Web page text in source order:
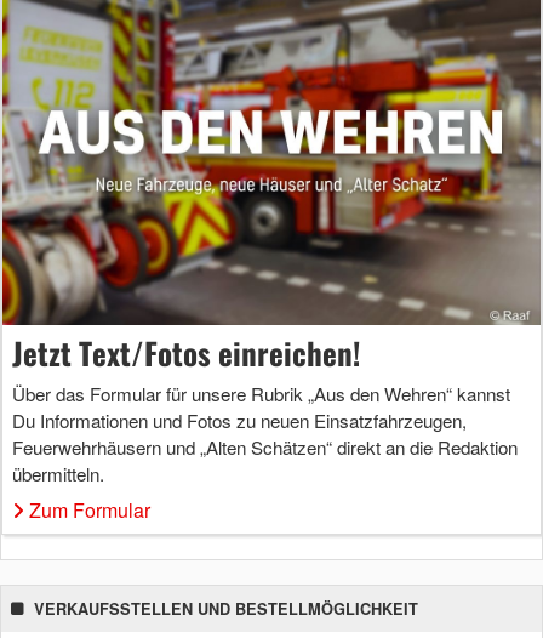
Jetzt Text/Fotos einreichen!
Über das Formular für unsere Rubrik „Aus den Wehren“ kannst
Du Informationen und Fotos zu neuen Einsatzfahrzeugen,
Feuerwehrhäusern und „Alten Schätzen“ direkt an die Redaktion
übermitteln.
Zum Formular
VERKAUFSSTELLEN UND BESTELLMÖGLICHKEIT